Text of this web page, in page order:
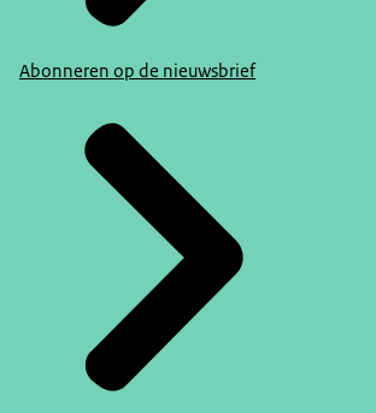
Abonneren op de nieuwsbrief